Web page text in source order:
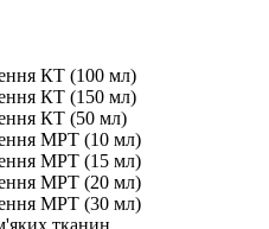
КТ (100 мл)
КТ (150 мл)
КТ (50 мл)
МРТ (10 мл)
МРТ (15 мл)
МРТ (20 мл)
МРТ (30 мл)
тканин